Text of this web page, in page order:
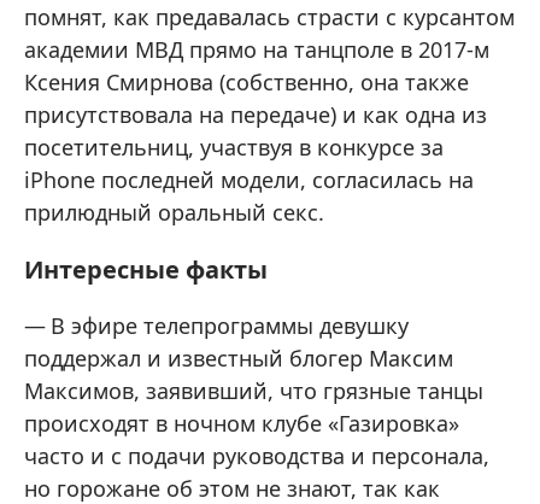
помнят, как предавалась страсти с курсантом
академии МВД прямо на танцполе в 2017-м
Ксения Смирнова (собственно, она также
присутствовала на передаче) и как одна из
посетительниц, участвуя в конкурсе за
iPhone последней модели, согласилась на
прилюдный оральный секс.
Интересные факты
В эфире телепрограммы девушку
поддержал и известный блогер Максим
Максимов, заявивший, что грязные танцы
происходят в ночном клубе «Газировка»
часто и с подачи руководства и персонала,
но горожане об этом не знают, так как